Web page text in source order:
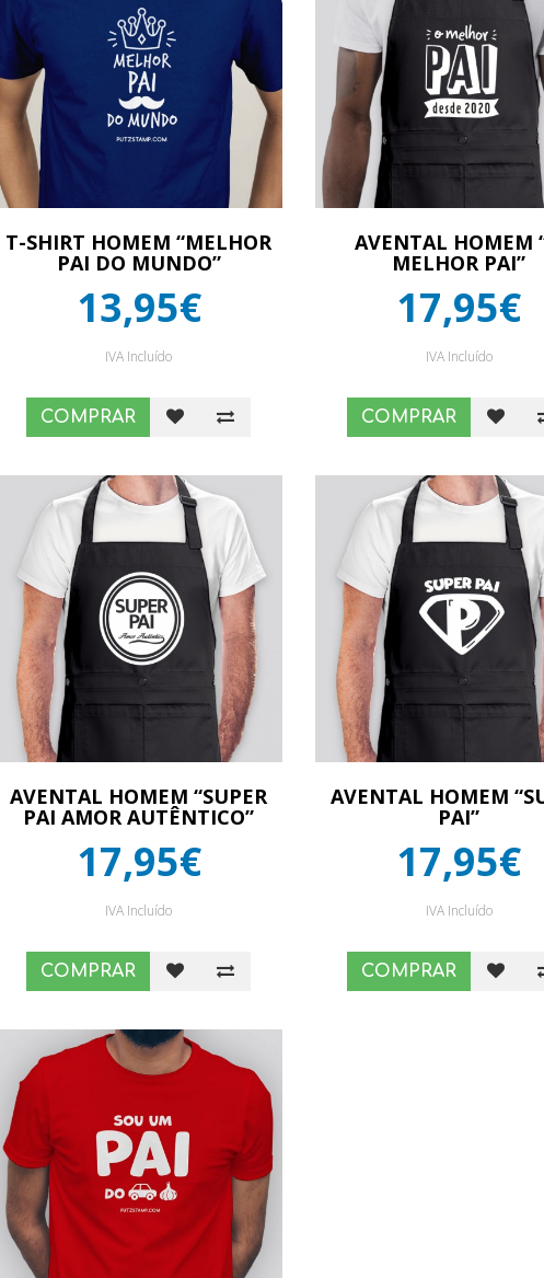
T-SHIRT HOMEM “MELHOR
PAI DO MUNDO”
13,95€
IVA Incluído
COMPRAR
AVENTAL HOMEM
MELHOR PAI”
17,95€
IVA Incluído
COMPRAR
AVENTAL HOMEM “SUPER
PAI AMOR AUTÊNTICO”
17,95€
IVA Incluído
COMPRAR
AVENTAL HOMEM
PAI”
17,95€
IVA Incluído
COMPRAR